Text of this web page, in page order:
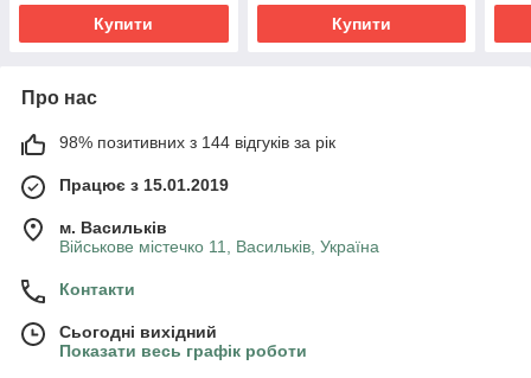
Купити Купити
Про нас
98% позитивних з 144 відгуків за рік
Працює з 15.01.2019
м. Васильків
Військове містечко 11, Васильків, Україна
Контакти
Сьогодні вихідний
Показати весь графік роботи